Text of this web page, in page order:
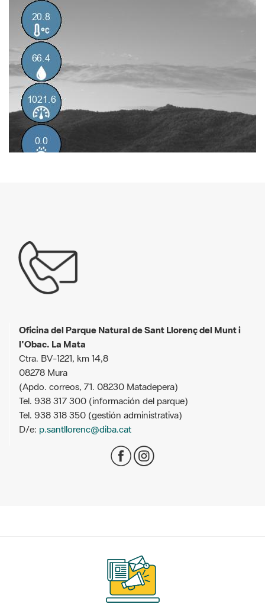
Oficina del Parque Natural de Sant Llorenç del Munt i
l'Obac. La Mata
Ctra. BV-1221, km 14,8
08278 Mura
(Apdo. correos, 71. 08230 Matadepera)
Tel. 938 317 300 (información del parque)
Tel. 938 318 350 (gestión administrativa)
D/e: p.santllorenc@diba.cat